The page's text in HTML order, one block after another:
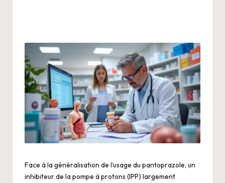
Face à la généralisation de l’usage du pantoprazole, un
inhibiteur de la pompe à protons (IPP) largement